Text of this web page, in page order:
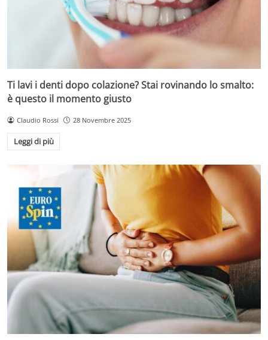
Ti lavi i denti dopo colazione? Stai rovinando lo smalto:
è questo il momento giusto
Claudio Rossi 28 Novembre 2025
Leggi di più